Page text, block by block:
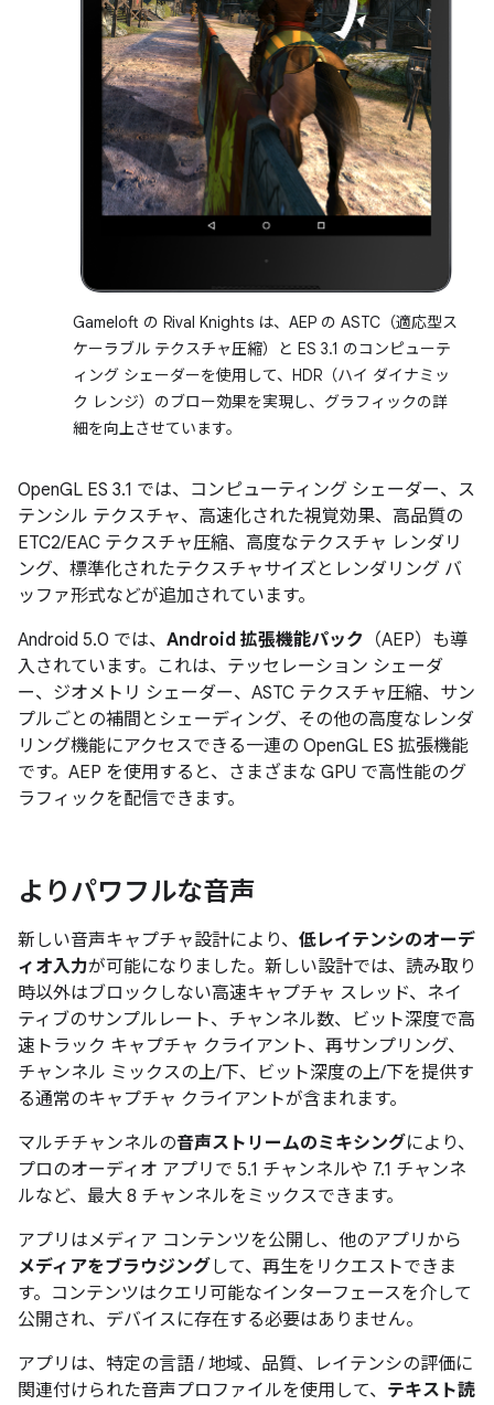
Gameloft の Rival Knights は、AEP の ASTC（適応型ス
ケーラブル テクスチャ圧縮）と ES 3.1 のコンピューテ
ィング シェーダーを使用して、HDR（ハイ ダイナミッ
ク レンジ）のブロー効果を実現し、グラフィックの詳
細を向上させています。
OpenGL ES 3.1 では、コンピューティング シェーダー、ス
テンシル テクスチャ、高速化された視覚効果、高品質の
ETC2/EAC テクスチャ圧縮、高度なテクスチャ レンダリ
ング、標準化されたテクスチャサイズとレンダリング バ
ッファ形式などが追加されています。
Android 5.0 では、 Android 拡張機能パック （AEP）も導
入されています。これは、テッセレーション シェーダ
ー、ジオメトリ シェーダー、ASTC テクスチャ圧縮、サン
プルごとの補間とシェーディング、その他の高度なレンダ
リング機能にアクセスできる一連の OpenGL ES 拡張機能
です。AEP を使用すると、さまざまな GPU で高性能のグ
ラフィックを配信できます。
よりパワフルな音声
新しい音声キャプチャ設計により、 低レイテンシのオーデ
ィオ入力が可能になりました。新しい設計では、読み取り
時以外はブロックしない高速キャプチャ スレッド、ネイ
ティブのサンプルレート、チャンネル数、ビット深度で高
速トラック キャプチャ クライアント、再サンプリング、
チャンネル ミックスの上/下、ビット深度の上/下を提供す
る通常のキャプチャ クライアントが含まれます。
マルチチャンネルの音声ストリームのミキシングにより、
プロのオーディオ アプリで 5.1 チャンネルや 7.1 チャンネ
ルなど、最大 8 チャンネルをミックスできます。
アプリはメディア コンテンツを公開し、他のアプリから
メディアをブラウジング して、再生をリクエストできま
す。コンテンツはクエリ可能なインターフェースを介して
公開され、デバイスに存在する必要はありません。
アプリは、特定の言語 / 地域、品質、レイテンシの評価に
関連付けられた音声プロファイルを使用して、 テキスト読